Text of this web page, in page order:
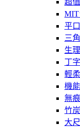
超
平
三
生
丁
輕
機
無
竹
大